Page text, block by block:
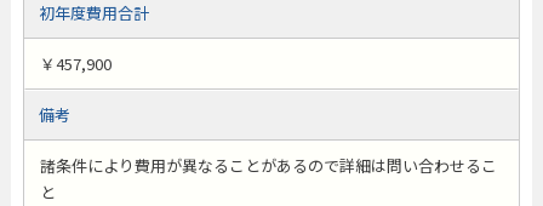
初年度費用合計
￥457,900
備考
諸条件により費用が異なることがあるので詳細は問い合わせるこ
と